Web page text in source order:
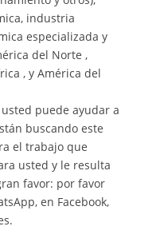
industria
especializada y
del Norte ,
, y América del
puede ayudar a
buscando este
el trabajo que
usted y le resulta
favor: por favor
en Facebook,